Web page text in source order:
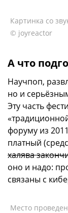
Картинка со
© joyreactor
А что
Научпоп,
но и
Эту часть
форуму из
платный
халява
оно и надо:
связаны с
Место